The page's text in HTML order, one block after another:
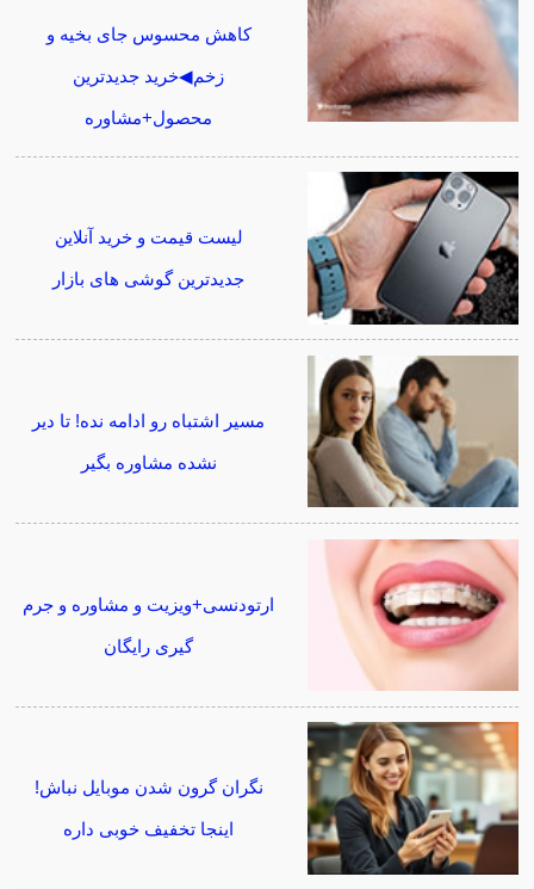
کاهش محسوس جای بخیه و
زخم◀خرید جدیدترین
محصول+مشاوره
لیست قیمت و خرید آنلاین
جدیدترین گوشی های بازار
مسیر اشتباه رو ادامه نده! تا دیر
نشده مشاوره بگیر
ارتودنسی+ویزیت و مشاوره و جرم
گیری رایگان
نگران گرون شدن موبایل نباش!
اینجا تخفیف خوبی داره